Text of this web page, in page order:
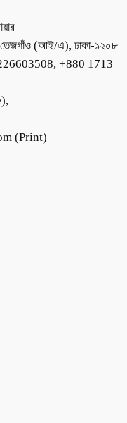
তেজগাঁও (আই/এ), ঢাকা-১২০৮
+880 1713
(Print)